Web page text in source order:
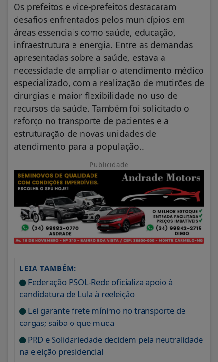
Os prefeitos e vice-prefeitos destacaram
desafios enfrentados pelos municípios em
áreas essenciais como saúde, educação,
infraestrutura e energia. Entre as demandas
apresentadas sobre a saúde, estava a
necessidade de ampliar o atendimento médico
especializado, com a realização de mutirões de
cirurgias e maior flexibilidade no uso de
recursos da saúde. Também foi solicitado o
reforço no transporte de pacientes e a
estruturação de novas unidades de
atendimento para a população..
Publicidade
LEIA TAMBÉM:
Federação PSOL-Rede oficializa apoio à
candidatura de Lula à reeleição
Lei garante frete mínimo no transporte de
cargas; saiba o que muda
PRD e Solidariedade decidem pela neutralidade
na eleição presidencial